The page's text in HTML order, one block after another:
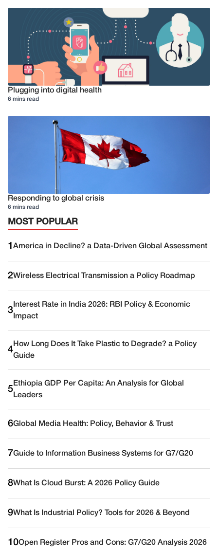
Plugging into digital health
6 mins read
Responding to global crisis
6 mins read
MOST POPULAR
1 America in Decline? a Data-Driven Global Assessment
2Wireless Electrical Transmission a Policy Roadmap
3
Interest Rate in India 2026: RBI Policy & Economic
Impact
4
How Long Does It Take Plastic to Degrade? a Policy
Guide
5
Ethiopia GDP Per Capita: An Analysis for Global
Leaders
6Global Media Health: Policy, Behavior & Trust
7Guide to Information Business Systems for G7/G20
8What Is Cloud Burst: A 2026 Policy Guide
9What Is Industrial Policy? Tools for 2026 & Beyond
10Open Register Pros and Cons: G7/G20 Analysis 2026